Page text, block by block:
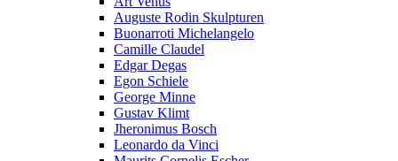
Auguste Rodin Skulpturen
Buonarroti Michelangelo
Camille Claudel
Edgar Degas
Egon Schiele
George Minne
Gustav Klimt
Jheronimus Bosch
Leonardo da Vinci